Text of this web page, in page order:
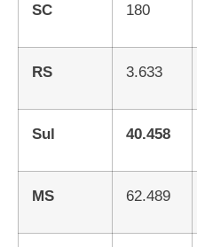
SC 180
RS 3.633
Sul 40.458
MS 62.489